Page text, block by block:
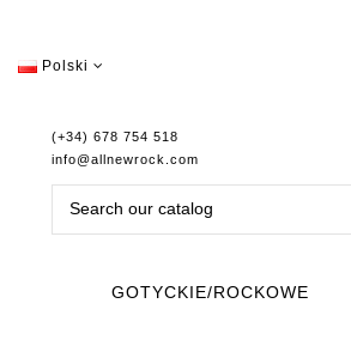
Polski
(+34) 678 754 518
info@allnewrock.com
GOTYCKIE/ROCKOWE